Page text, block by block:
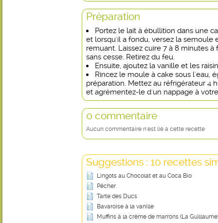
Préparation
Portez le lait à ébullition dans une
et lorsqu'il a fondu, versez la semoule
remuant. Laissez cuire 7 à 8 minutes
sans cesse. Retirez du feu.
Ensuite, ajoutez la vanille et les
Rincez le moule à cake sous l'eau,
préparation. Mettez au réfrigérateur 4
et agrémentez-le d'un nappage à
0 commentaire
Aucun commentaire n'est lié à cette recette
Suggestions : 10 recettes
Lingots au Chocolat et au Coca Bio
Pêcher
Tarte des Ducs
Bavaroise à la vanille
Muffins à la crème de marrons (La